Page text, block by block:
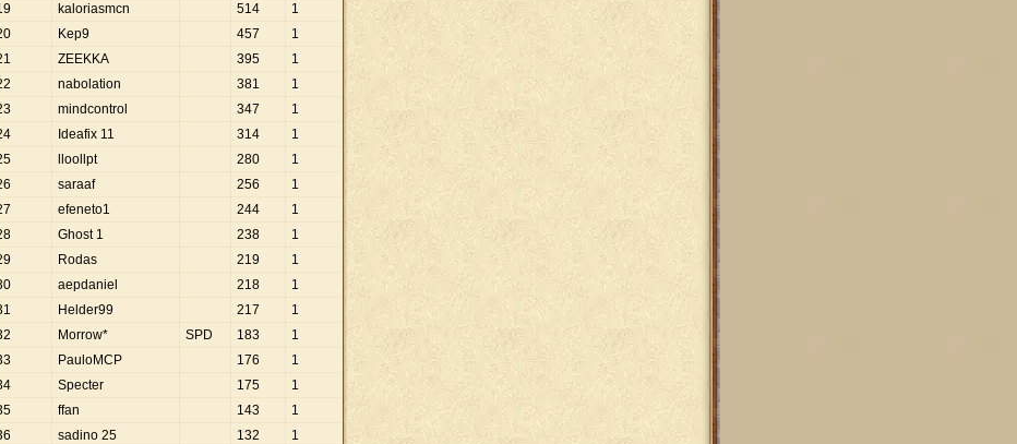
kaloriasmcn 514
1
Kep9 457
1
ZEEKKA 395
1
nabolation 381
1
mindcontrol 347
1
Ideafix 11 314
1
lloollpt 280
1
saraaf 256
1
efeneto1 244
1
Ghost 1 238
1
Rodas 219
1
aepdaniel 218
1
Helder99 217
1
Morrow* SPD 183
1
PauloMCP 176
1
Specter 175
1
ffan 143
1
sadino 25 132
1